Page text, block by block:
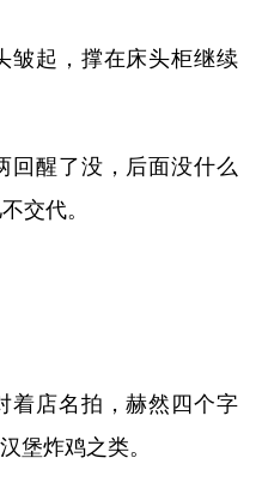
皱起，撑在床头柜继续
回醒了没，后面没什么
交代。
着店名拍，赫然四个字
堡炸鸡之类。